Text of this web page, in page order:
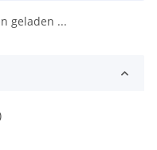
geladen ...